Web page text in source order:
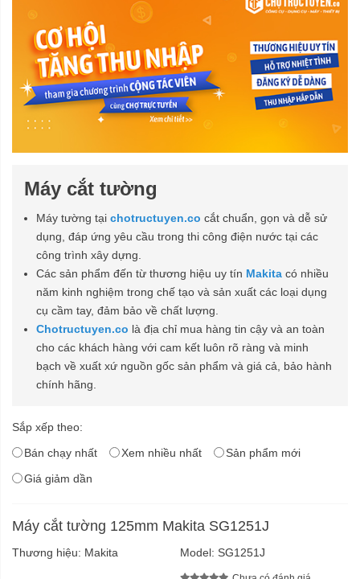
Máy cắt tường
Máy tường tại chotructuyen.co cắt chuẩn, gọn và dễ sử
dụng, đáp ứng yêu cầu trong thi công điện nước tại các
công trình xây dựng.
Các sản phẩm đến từ thương hiệu uy tín Makita có nhiều
năm kinh nghiệm trong chế tạo và sản xuất các loại dụng
cụ cầm tay, đảm bảo về chất lượng.
Chotructuyen.co là địa chỉ mua hàng tin cậy và an toàn
cho các khách hàng với cam kết luôn rõ ràng và minh
bạch về xuất xứ nguồn gốc sản phẩm và giá cả, bảo hành
chính hãng.
Sắp xếp theo:
Bán chạy nhất
Xem nhiều nhất
Sản phẩm mới
Giá giảm dần
Máy cắt tường 125mm Makita SG1251J
Thương hiệu: Makita Model: SG1251J